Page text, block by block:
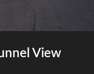
View